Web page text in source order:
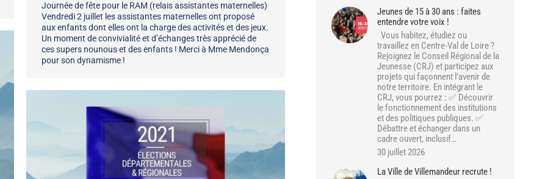
Journée de fête pour le RAM (relais assistantes maternelles)
Vendredi 2 juillet les assistantes maternelles ont proposé
aux enfants dont elles ont la charge des activités et des jeux.
Un moment de convivialité et d’échanges très apprécié de
ces supers nounous et des enfants ! Merci à Mme Mendonça
pour son dynamisme !
Jeunes de 15 à 30 ans : faites
entendre votre voix !
Vous habitez, étudiez ou
travaillez en Centre-Val de Loire ?
Rejoignez le Conseil Régional de la
Jeunesse (CRJ) et participez aux
projets qui façonnent l’avenir de
notre territoire. En intégrant le
CRJ, vous pourrez : ✅ Découvrir
le fonctionnement des institutions
et des politiques publiques. ✅
Débattre et échanger dans un
cadre ouvert, inclusif…
30 juillet 2026
La Ville de Villemandeur recrute !